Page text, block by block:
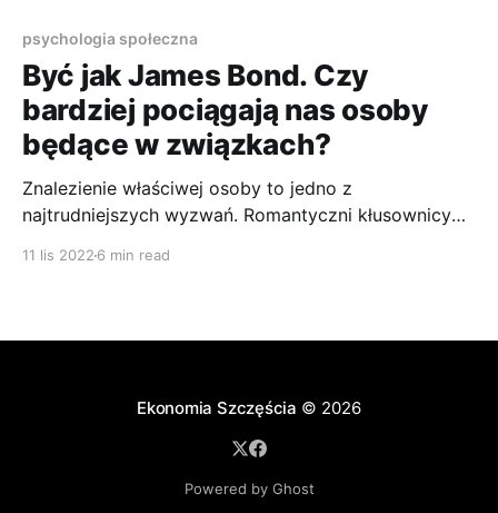
psychologia społeczna
Być jak James Bond. Czy
bardziej pociągają nas osoby
będące w związkach?
Znalezienie właściwej osoby to jedno z
najtrudniejszych wyzwań. Romantyczni kłusownicy
11 lis 2022 6 min read
Ekonomia Szczęścia © 2026
Powered by Ghost